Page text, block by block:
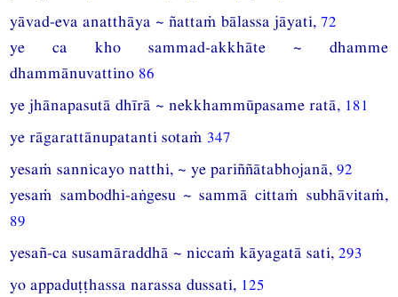
yāvad-eva anatthāya ~ ñattaṁ bālassa jāyati,72
ye ca kho sammad-akkhāte ~ dhamme
dhammānuvattino 86
ye jhānapasutā dhīrā ~ nekkhammūpasame ratā, 181
ye rāgarattānupatanti sotaṁ 347
yesaṁ sannicayo natthi, ~ ye pariññātabhojanā,92
yesaṁ sambodhi-aṅgesu ~ sammā cittaṁ subhāvitaṁ,
89
yesañ-ca susamāraddhā ~ niccaṁ kāyagatā sati,293
yo appaduṭṭhassa narassa dussati, 125